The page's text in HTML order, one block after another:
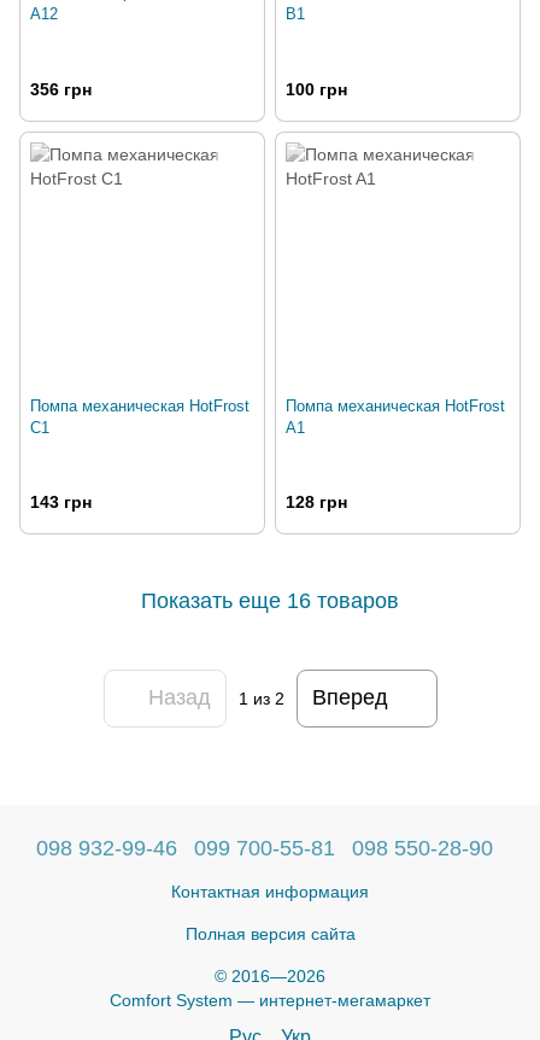
A12
356 грн
B1
100 грн
Помпа механическая HotFrost
C1
143 грн
Помпа механическая HotFrost
A1
128 грн
Показать еще 16 товаров
Назад 1 из 2 Вперед
098 932-99-46 099 700-55-81 098 550-28-90
Контактная информация
Полная версия сайта
© 2016—2026
Comfort System — интернет-мегамаркет